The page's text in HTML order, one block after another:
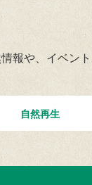
報や、イベン
自然再生